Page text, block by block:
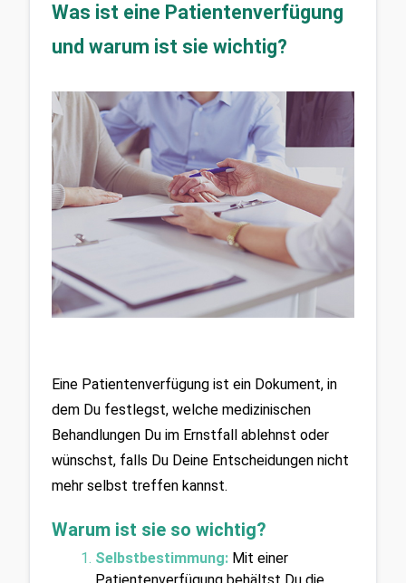
Was ist eine Patientenverfügung
und warum ist sie wichtig?
Eine Patientenverfügung ist ein Dokument, in
dem Du festlegst, welche medizinischen
Behandlungen Du im Ernstfall ablehnst oder
wünschst, falls Du Deine Entscheidungen nicht
mehr selbst treffen kannst.
Warum ist sie so wichtig?
Selbstbestimmung: Mit einer